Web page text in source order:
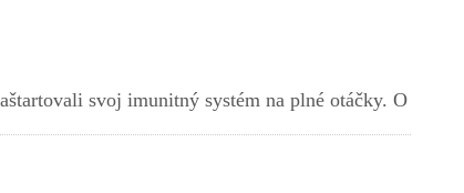
svoj imunitný systém na plné otáčky. O